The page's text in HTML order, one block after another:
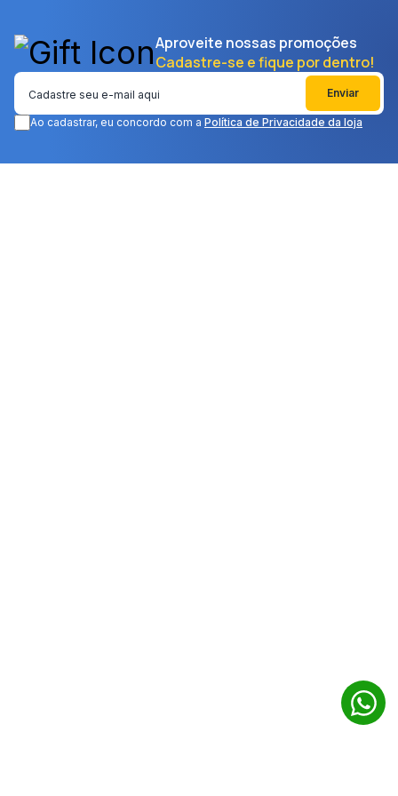
Aproveite nossas promoções
Cadastre-se e fique por dentro!
Enviar
Ao cadastrar, eu concordo com a Política de Privacidade da loja